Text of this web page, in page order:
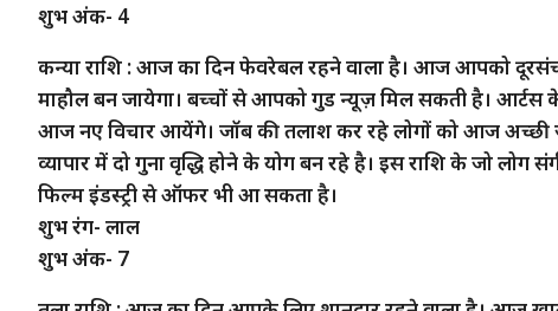
शुभ अंक- 4
कन्या राशि : आज का दिन फेवरेबल रहने वाला है। आज आपको
माहौल बन जायेगा। बच्चों से आपको गुड न्यूज़ मिल सकती है।
आज नए विचार आयेंगे। जॉब की तलाश कर रहे लोगों को आज
व्यापार में दो गुना वृद्धि होने के योग बन रहे है। इस राशि के जो
फिल्म इंडस्ट्री से ऑफर भी आ सकता है।
शुभ रंग- लाल
शुभ अंक- 7